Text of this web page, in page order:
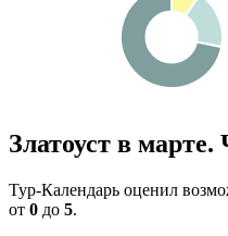
Златоуст в марте.
Тур-Календарь оценил
от 0 до 5.